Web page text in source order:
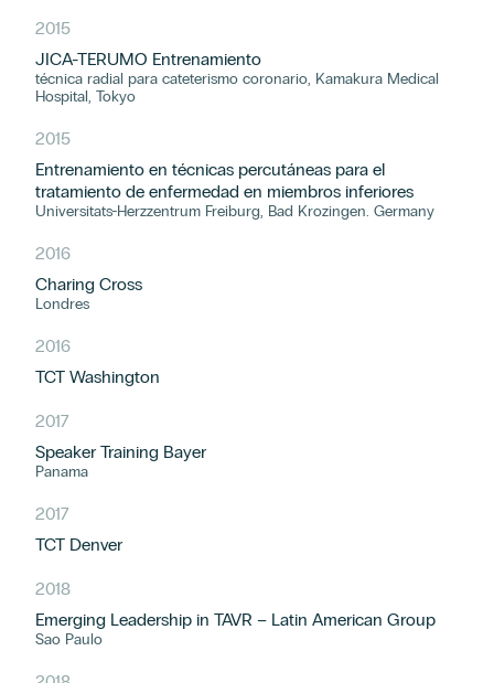
2015
JICA-TERUMO Entrenamiento
técnica radial para cateterismo coronario, Kamakura Medical
Hospital, Tokyo
2015
Entrenamiento en técnicas percutáneas para el
tratamiento de enfermedad en miembros inferiores
Universitats-Herzzentrum Freiburg, Bad Krozingen. Germany
2016
Charing Cross
Londres
2016
TCT Washington
2017
Speaker Training Bayer
Panama
2017
TCT Denver
2018
Emerging Leadership in TAVR – Latin American Group
Sao Paulo